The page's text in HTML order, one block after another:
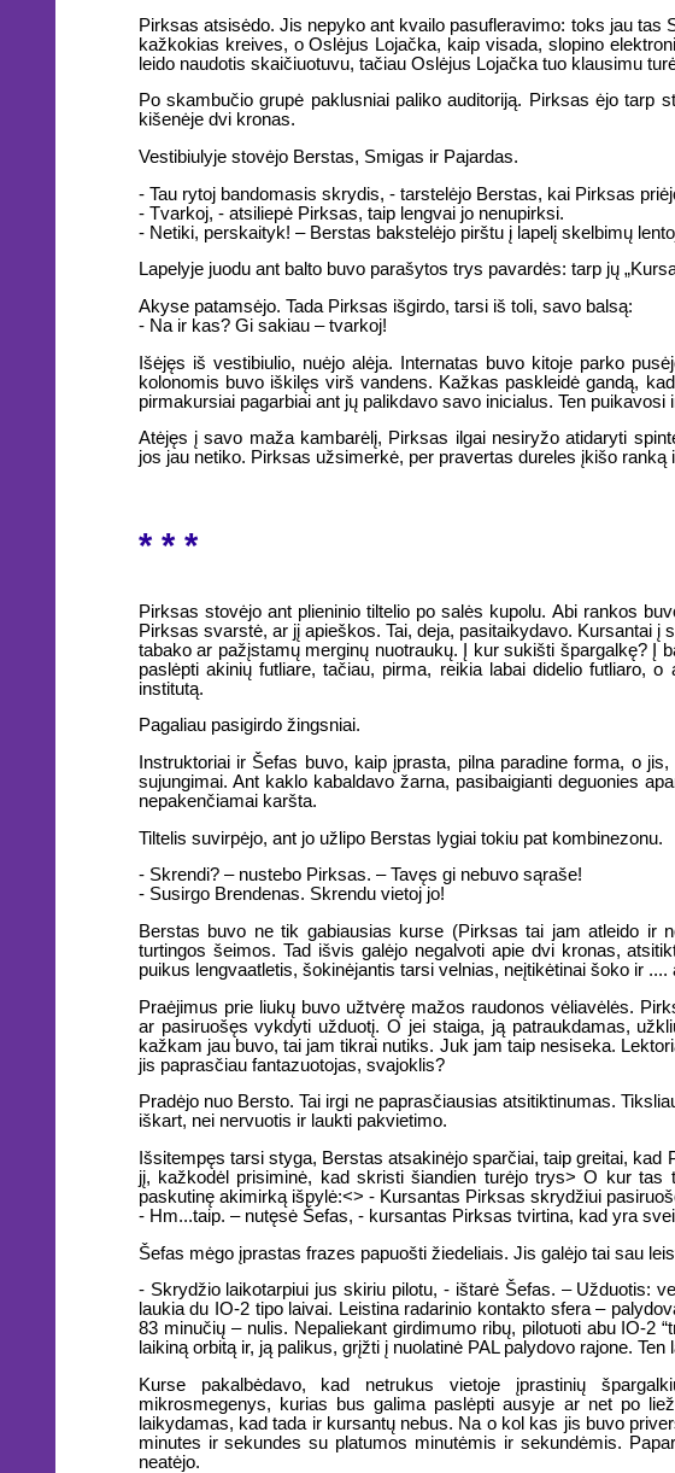
Pirksas atsisėdo. Jis nepyko ant kvailo pasufleravimo: toks jau
kažkokias kreives, o Oslėjus Lojačka, kaip visada, slopino
leido naudotis skaičiuotuvu, tačiau Oslėjus Lojačka tuo klausimu
Po skambučio grupė paklusniai paliko auditoriją. Pirksas ėjo tarp
kišenėje dvi kronas.
Vestibiulyje stovėjo Berstas, Smigas ir Pajardas.
- Tau rytoj bandomasis skrydis, - tarstelėjo Berstas, kai Pirksas
- Tvarkoj, - atsiliepė Pirksas, taip lengvai jo nenupirksi.
- Netiki, perskaityk! – Berstas bakstelėjo pirštu į lapelį skelbimų
Lapelyje juodu ant balto buvo parašytos trys pavardės: tarp jų
Akyse patamsėjo. Tada Pirksas išgirdo, tarsi iš toli, savo balsą:
- Na ir kas? Gi sakiau – tvarkoj!
Išėjęs iš vestibiulio, nuėjo alėja. Internatas buvo kitoje parko
kolonomis buvo iškilęs virš vandens. Kažkas paskleidė gandą,
pirmakursiai pagarbiai ant jų palikdavo savo inicialus. Ten
Atėjęs į savo maža kambarėlį, Pirksas ilgai nesiryžo atidaryti
jos jau netiko. Pirksas užsimerkė, per pravertas dureles įkišo ranką
* * *
Pirksas stovėjo ant plieninio tiltelio po salės kupolu. Abi rankos
Pirksas svarstė, ar jį apieškos. Tai, deja, pasitaikydavo. Kursantai
tabako ar pažįstamų merginų nuotraukų. Į kur sukišti špargalkę? Į
paslėpti akinių futliare, tačiau, pirma, reikia labai didelio futliaro,
institutą.
Pagaliau pasigirdo žingsniai.
Instruktoriai ir Šefas buvo, kaip įprasta, pilna paradine forma, o
sujungimai. Ant kaklo kabaldavo žarna, pasibaigianti deguonies
nepakenčiamai karšta.
Tiltelis suvirpėjo, ant jo užlipo Berstas lygiai tokiu pat kombinezonu.
- Skrendi? – nustebo Pirksas. – Tavęs gi nebuvo sąraše!
- Susirgo Brendenas. Skrendu vietoj jo!
Berstas buvo ne tik gabiausias kurse (Pirksas tai jam atleido ir
turtingos šeimos. Tad išvis galėjo negalvoti apie dvi kronas,
puikus lengvaatletis, šokinėjantis tarsi velnias, neįtikėtinai šoko ir ....
Praėjimus prie liukų buvo užtvėrę mažos raudonos vėliavėlės.
ar pasiruošęs vykdyti užduotį. O jei staiga, ją patraukdamas,
kažkam jau buvo, tai jam tikrai nutiks. Juk jam taip nesiseka.
jis paprasčiau fantazuotojas, svajoklis?
Pradėjo nuo Bersto. Tai irgi ne paprasčiausias atsitiktinumas.
iškart, nei nervuotis ir laukti pakvietimo.
Išsitempęs tarsi styga, Berstas atsakinėjo sparčiai, taip greitai,
jį, kažkodėl prisiminė, kad skristi šiandien turėjo trys> O kur
paskutinę akimirką išpylė:<> - Kursantas Pirksas skrydžiui
- Hm...taip. – nutęsė Šefas, - kursantas Pirksas tvirtina, kad yra
Šefas mėgo įprastas frazes papuošti žiedeliais. Jis galėjo tai sau
- Skrydžio laikotarpiui jus skiriu pilotu, - ištarė Šefas. – Užduotis:
laukia du IO-2 tipo laivai. Leistina radarinio kontakto sfera –
83 minučių – nulis. Nepaliekant girdimumo ribų, pilotuoti abu IO-2
laikiną orbitą ir, ją palikus, grįžti į nuolatinė PAL palydovo rajone.
Kurse pakalbėdavo, kad netrukus vietoje įprastinių
mikrosmegenys, kurias bus galima paslėpti ausyje ar net po
laikydamas, kad tada ir kursantų nebus. Na o kol kas jis buvo
minutes ir sekundes su platumos minutėmis ir sekundėmis.
neatėjo.